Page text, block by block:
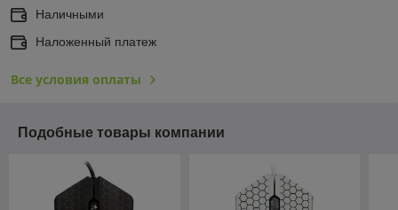
Наличными
Наложенный платеж
Все условия оплаты
Подобные товары компании